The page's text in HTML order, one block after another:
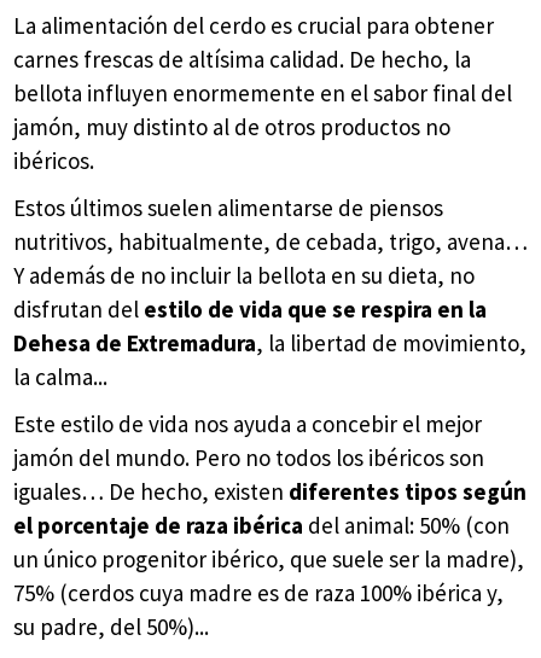
La alimentación del cerdo es crucial para obtener
carnes frescas de altísima calidad. De hecho, la
bellota influyen enormemente en el sabor final del
jamón, muy distinto al de otros productos no
ibéricos.
Estos últimos suelen alimentarse de piensos
nutritivos, habitualmente, de cebada, trigo, avena…
Y además de no incluir la bellota en su dieta, no
disfrutan del estilo de vida que se respira en la
Dehesa de Extremadura, la libertad de movimiento,
la calma...
Este estilo de vida nos ayuda a concebir el mejor
jamón del mundo. Pero no todos los ibéricos son
iguales… De hecho, existen diferentes tipos según
el porcentaje de raza ibérica del animal: 50% (con
un único progenitor ibérico, que suele ser la madre),
75% (cerdos cuya madre es de raza 100% ibérica y,
su padre, del 50%)...